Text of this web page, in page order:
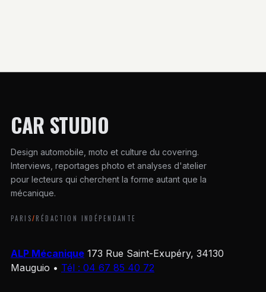
CAR STUDIO
Design automobile, moto et culture du covering.
Interviews, reportages photo et analyses d'atelier
pour lecteurs qui cherchent la forme autant que la
mécanique.
PARIS/RÉDACTION INDÉPENDANTE
ALP Mécanique 173 Rue Saint-Exupéry, 34130
Mauguio • Tél : 04 67 85 40 72